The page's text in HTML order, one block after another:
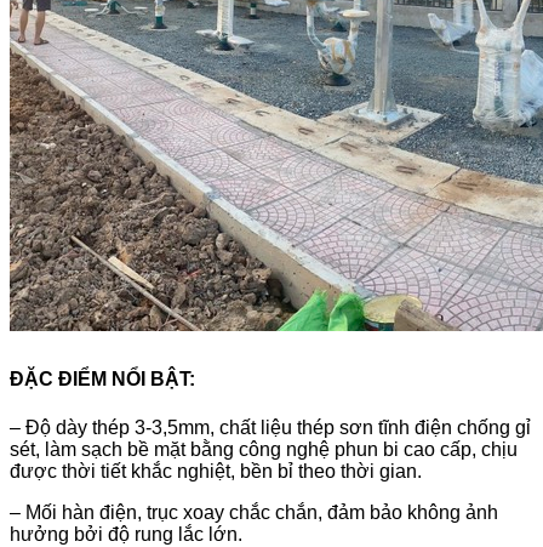
ĐẶC ĐIỂM NỔI BẬT:
– Độ dày thép 3-3,5mm, chất liệu thép sơn tĩnh điện chống gỉ
sét, làm sạch bề mặt bằng công nghệ phun bi cao cấp, chịu
được thời tiết khắc nghiệt, bền bỉ theo thời gian.
– Mối hàn điện, trục xoay chắc chắn, đảm bảo không ảnh
hưởng bởi độ rung lắc lớn.